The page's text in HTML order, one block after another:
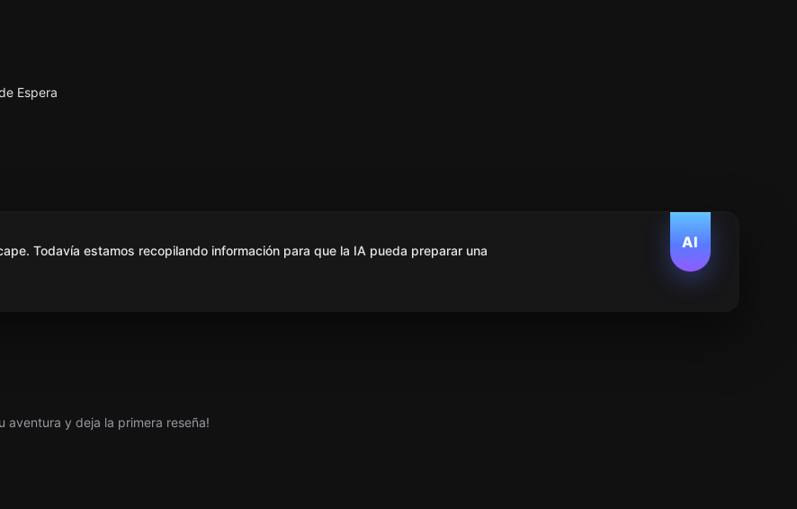
Espera
AI
Todavía estamos recopilando información para que la IA pueda preparar una
aventura y deja la primera reseña!